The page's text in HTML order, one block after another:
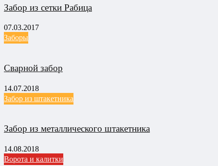
Забор из сетки Рабица
07.03.2017
Заборы
Сварной забор
14.07.2018
Забор из штакетника
Забор из металлического штакетника
14.08.2018
Ворота и калитки